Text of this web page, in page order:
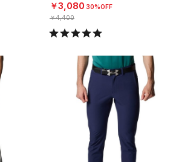
￥3,080 30%OFF
￥4,400